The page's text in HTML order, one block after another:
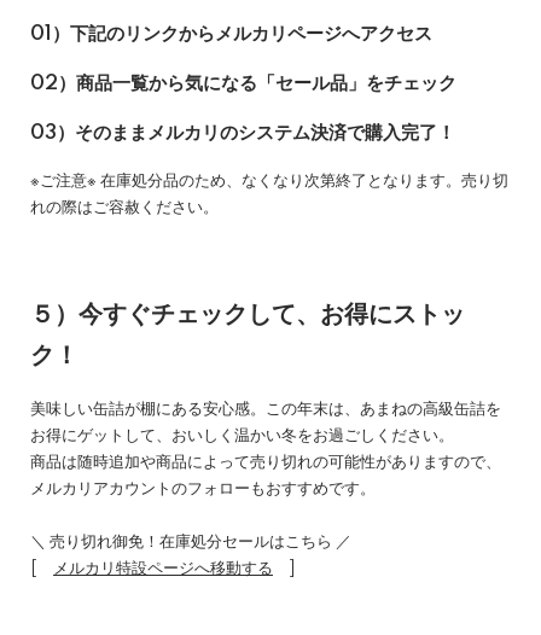
01）下記のリンクからメルカリページへアクセス
02）商品一覧から気になる「セール品」をチェック
03）そのままメルカリのシステム決済で購入完了！
※ご注意※ 在庫処分品のため、なくなり次第終了となります。売り切
れの際はご容赦ください。
５）今すぐチェックして、お得にストッ
ク！
美味しい缶詰が棚にある安心感。この年末は、あまねの高級缶詰を
お得にゲットして、おいしく温かい冬をお過ごしください。
商品は随時追加や商品によって売り切れの可能性がありますので、
メルカリアカウントのフォローもおすすめです。
＼ 売り切れ御免！在庫処分セールはこちら ／
メルカリ特設ページへ移動する